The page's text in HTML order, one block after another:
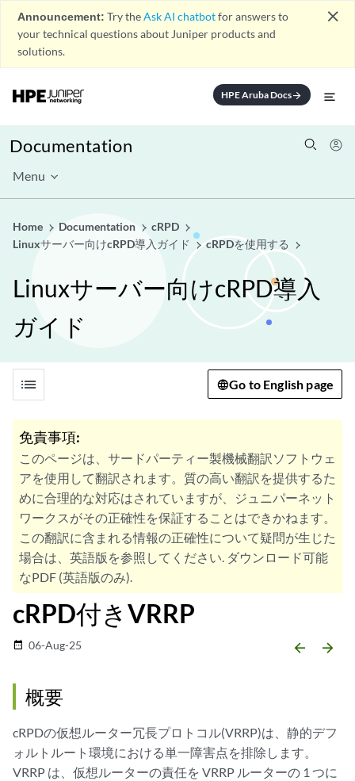
Announcement: Try theAsk AI chatbotfor answers to
your technical questions about Juniper products and
solutions.
close
HPE Aruba Docsarrow_forward
Documentation
Menu
Home Documentation
cRPD
Linuxサーバー向けcRPD導入ガイド
cRPDを使用する
Linuxサーバー向けcRPD導入
ガイド
list Go to English page
免責事項:
このページは、サードパーティー製機械翻訳ソフトウェ
アを使用して翻訳されます。質の高い翻訳を提供するた
めに合理的な対応はされていますが、ジュニパーネット
ワークスがその正確性を保証することはできかねます。
この翻訳に含まれる情報の正確性について疑問が生じた
場合は、英語版を参照してください. ダウンロード可能
なPDF (英語版のみ).
cRPD付きVRRP
date_range 06-Aug-25 arrow_backward arrow_forward
概要
cRPDの仮想ルーター冗長プロトコル(VRRP)は、静的デフ
ォルトルート環境における単一障害点を排除します。
VRRP は、仮想ルーターの責任を VRRP ルーターの 1 つに